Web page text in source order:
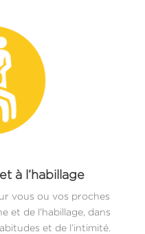
à l’habillage
vous ou vos proches
et de l’habillage, dans
et de l’intimité.